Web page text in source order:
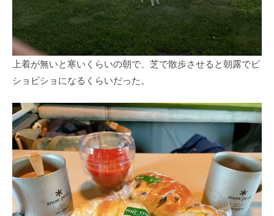
上着が無いと寒いくらいの朝で、芝で散歩させると朝露でビ
ショビショになるくらいだった。